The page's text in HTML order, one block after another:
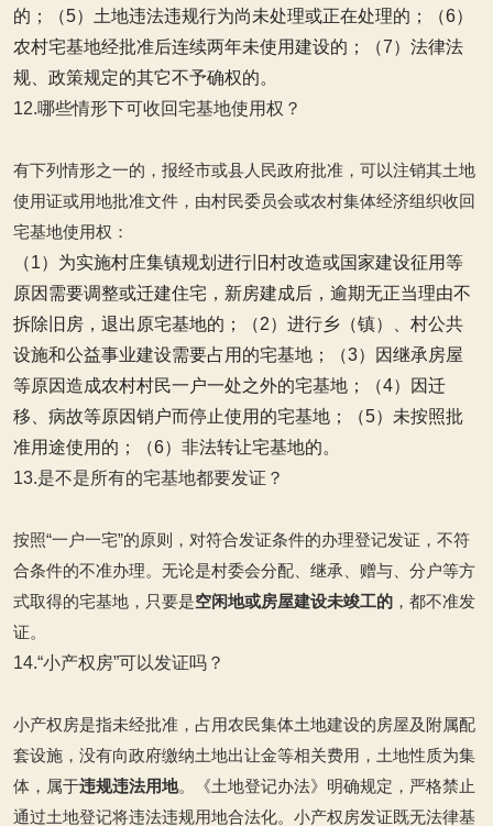
的；
（5）土地违法违规行为尚未处理或正在处理的；
（6）
农村宅基地经批准后连续两年未使用建设的；
（7）法律法
规、政策规定的其它不予确权的。
12.哪些情形下可收回宅基地使用权？
有下列情形之一的，报经市或县人民政府批准，可以注销其土地
使用证或用地批准文件，由村民委员会或农村集体经济组织收回
宅基地使用权：
（1）为实施村庄集镇规划进行旧村改造或国家建设征用等
原因需要调整或迁建住宅，新房建成后，逾期无正当理由不
拆除旧房，退出原宅基地的；
（2）进行乡（镇）、村公共
设施和公益事业建设需要占用的宅基地；
（3）因继承房屋
等原因造成农村村民一户一处之外的宅基地；
（4）因迁
移、病故等原因销户而停止使用的宅基地；
（5）未按照批
准用途使用的；
（6）非法转让宅基地的。
13.是不是所有的宅基地都要发证？
按照“一户一宅”的原则，对符合发证条件的办理登记发证，不符
合条件的不准办理。无论是村委会分配、继承、赠与、分户等方
式取得的宅基地，只要是空闲地或房屋建设未竣工的 ，都不准发
证。
14.“小产权房”可以发证吗？
小产权房是指未经批准，占用农民集体土地建设的房屋及附属配
套设施，没有向政府缴纳土地出让金等相关费用，土地性质为集
体，属于违规违法用地。《土地登记办法》明确规定，严格禁止
通过土地登记将违法违规用地合法化。小产权房发证既无法律基